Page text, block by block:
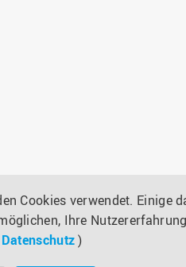
Cookies verwendet. Einige
Ihre
Datenschutz)